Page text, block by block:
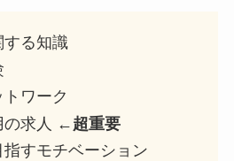
する知識
ワーク
求人 ←超重要
すモチベーション